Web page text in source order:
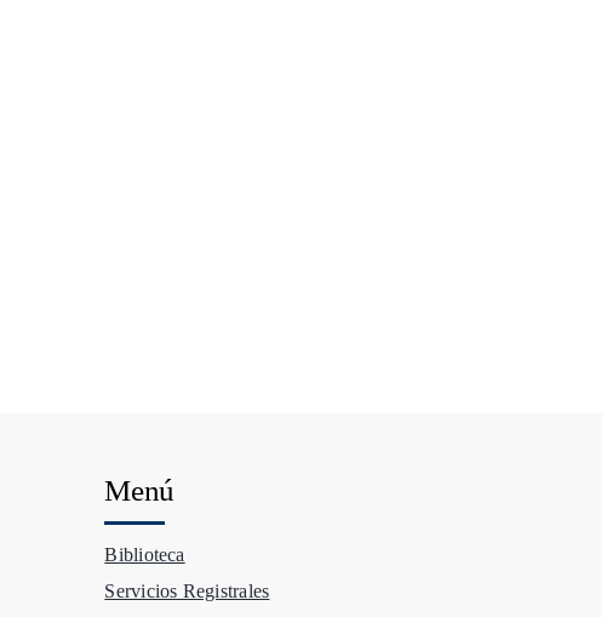
Menú
Biblioteca
Servicios Registrales